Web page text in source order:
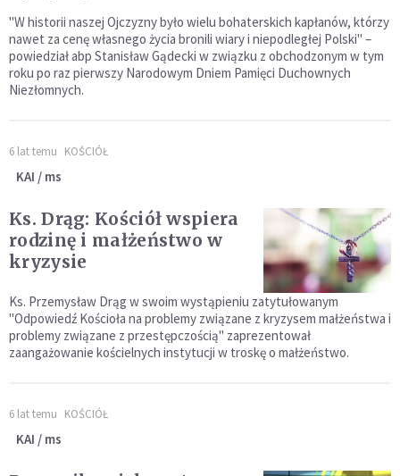
"W historii naszej Ojczyzny było wielu bohaterskich kapłanów, którzy
nawet za cenę własnego życia bronili wiary i niepodległej Polski" –
powiedział abp Stanisław Gądecki w związku z obchodzonym w tym
roku po raz pierwszy Narodowym Dniem Pamięci Duchownych
Niezłomnych.
6 lat temu KOŚCIÓŁ
KAI / ms
Ks. Drąg: Kościół wspiera
rodzinę i małżeństwo w
kryzysie
Ks. Przemysław Drąg w swoim wystąpieniu zatytułowanym
"Odpowiedź Kościoła na problemy związane z kryzysem małżeństwa i
problemy związane z przestępczością" zaprezentował
zaangażowanie kościelnych instytucji w troskę o małżeństwo.
6 lat temu KOŚCIÓŁ
KAI / ms